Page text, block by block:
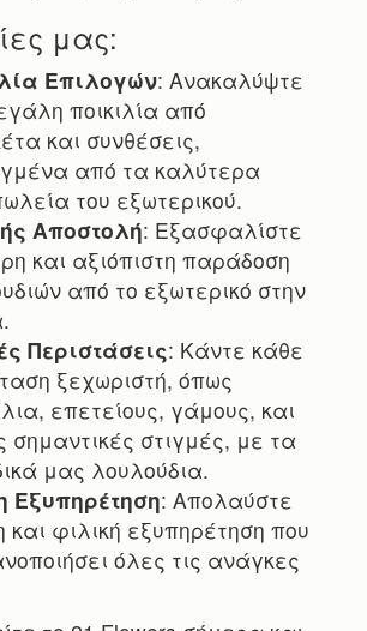
μας:
Επιλογών: Ανακαλύψτε
ποικιλία από
και συνθέσεις,
από τα καλύτερα
του εξωτερικού.
Αποστολή: Εξασφαλίστε
και αξιόπιστη παράδοση
από το εξωτερικό στην
Περιστάσεις: Κάντε κάθε
ξεχωριστή, όπως
επετείους, γάμους, και
σημαντικές στιγμές, με τα
μας λουλούδια.
Εξυπηρέτηση: Απολαύστε
και φιλική εξυπηρέτηση που
όλες τις ανάγκες